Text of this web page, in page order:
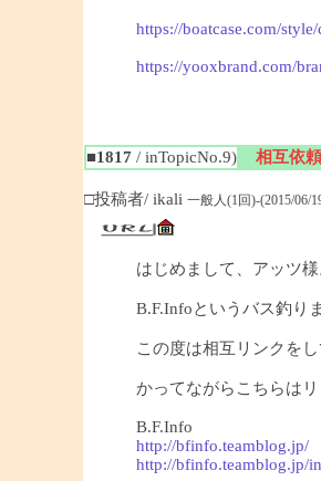
https://boatcase.com/
https://yooxbrand.com/
■1817 / inTopicNo.9)
相互依頼
□投稿者/ ikali 一般人(1回)-(2015/06/
はじめまして、アッツ様
B.F.Infoというバス釣り
この度は相互リンクを
かってながらこちらはリ
B.F.Info
http://bfinfo.teamblog.jp/
http://bfinfo.teamblog.jp/